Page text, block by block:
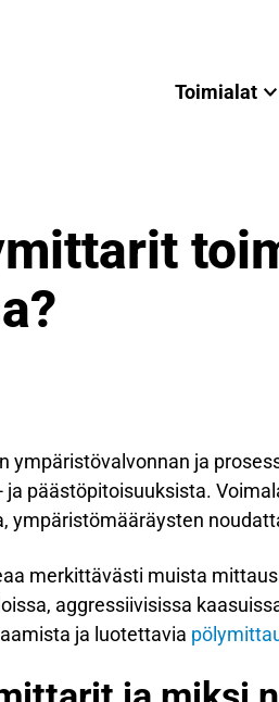
Toimialat
ympäristövalvonnan ja
ja päästöpitoisuuksista.
ympäristömääräysten
merkittävästi muista
aggressiivisissa
ja luotettavia